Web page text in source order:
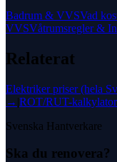
Badrum & VVSVad
VVSVåtrumsregler &
Relaterat
Elektrikerpriser (hela
→ |ROT/RUT-
Svenska Hantverkare
Ska du renovera?